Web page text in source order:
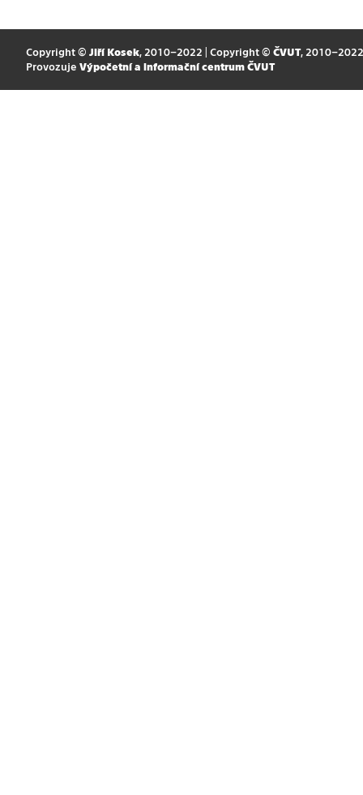
Copyright © Jiří Kosek, 2010–2022 | Copyright © ČVUT, 2010–2022
Provozuje Výpočetní a informační centrum ČVUT